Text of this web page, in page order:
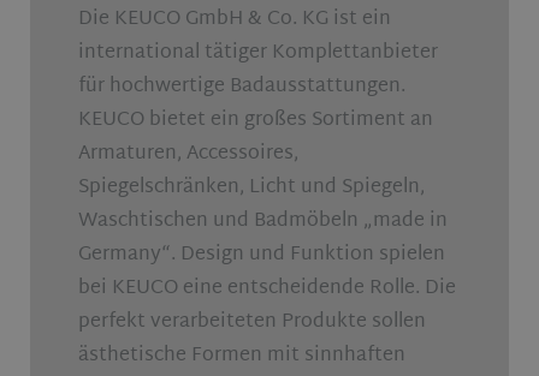
Die KEUCO GmbH & Co. KG ist ein
international tätiger Komplettanbieter
für hochwertige Badausstattungen.
KEUCO bietet ein großes Sortiment an
Armaturen, Accessoires,
Spiegelschränken, Licht und Spiegeln,
Waschtischen und Badmöbeln „made in
Germany“. Design und Funktion spielen
bei KEUCO eine entscheidende Rolle. Die
perfekt verarbeiteten Produkte sollen
ästhetische Formen mit sinnhaften